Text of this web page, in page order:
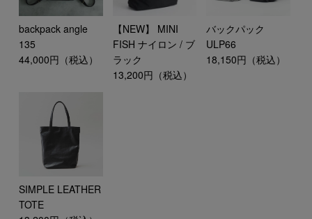
backpack angle
135
44,000円（税込）
【NEW】 MINI
FISH ナイロン / ブ
ラック
13,200円（税込）
バックパック
ULP66
18,150円（税込）
SIMPLE LEATHER
TOTE